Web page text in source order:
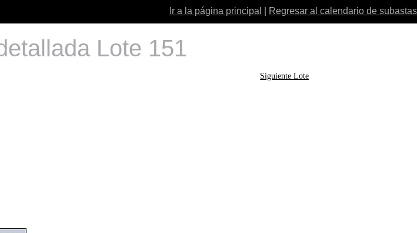
Ir a la página principal Regresar al calendario de subastas
Lote 151
Siguiente Lote